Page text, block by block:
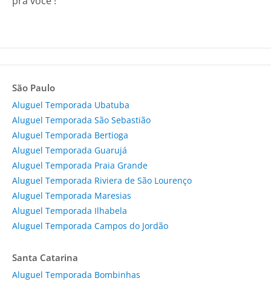
São Paulo
Aluguel Temporada Ubatuba
Aluguel Temporada São Sebastião
Aluguel Temporada Bertioga
Aluguel Temporada Guarujá
Aluguel Temporada Praia Grande
Aluguel Temporada Riviera de São Lourenço
Aluguel Temporada Maresias
Aluguel Temporada Ilhabela
Aluguel Temporada Campos do Jordão
Santa Catarina
Aluguel Temporada Bombinhas